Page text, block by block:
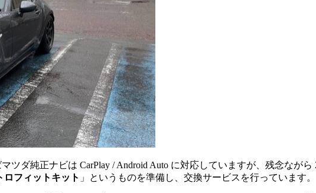
ダ純正ナビは CarPlay / Android Auto に対応していますが、残念なが
ロフィットキット 」というものを準備し、交換サービスを行っています。